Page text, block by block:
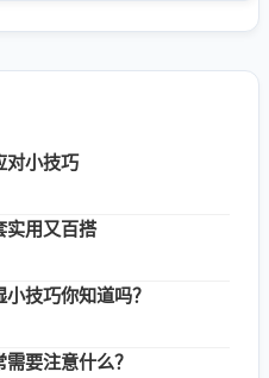
对小技巧
实用又百搭
技巧你知道吗？
要注意什么？